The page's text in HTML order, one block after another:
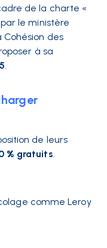
de la charte «
le ministère
des
à sa
.
de leurs
% gratuits.
comme Leroy